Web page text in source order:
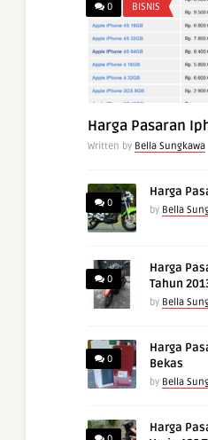
0 BISNIS
Harga Pasaran
Written by Bella Sungkawa
0
Harga
by Bella
0
Harga
Tahun
by Bella
0
Harga
Bekas
by Bella
Harga